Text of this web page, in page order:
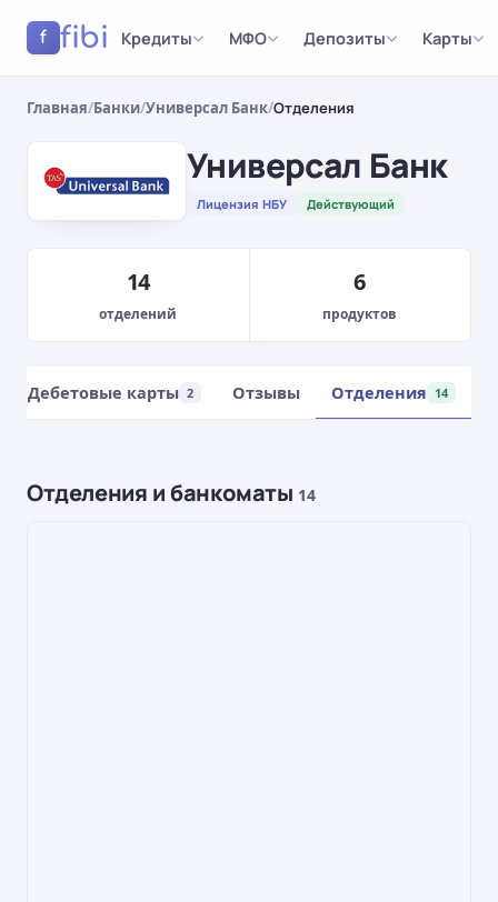
f fibi Кредиты МФО Депозиты Карты
Главная/Банки/Универсал Банк/Отделения
Универсал Банк
Лицензия НБУ Действующий
14
отделений
6
продуктов
Дебетовые карты 2 Отзывы Отделения 14
Отделения и банкоматы 14